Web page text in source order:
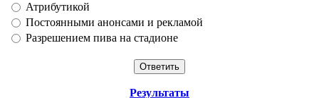
Атрибутикой
Постоянными анонсами и рекламой
Разрешением пива на стадионе
Результаты